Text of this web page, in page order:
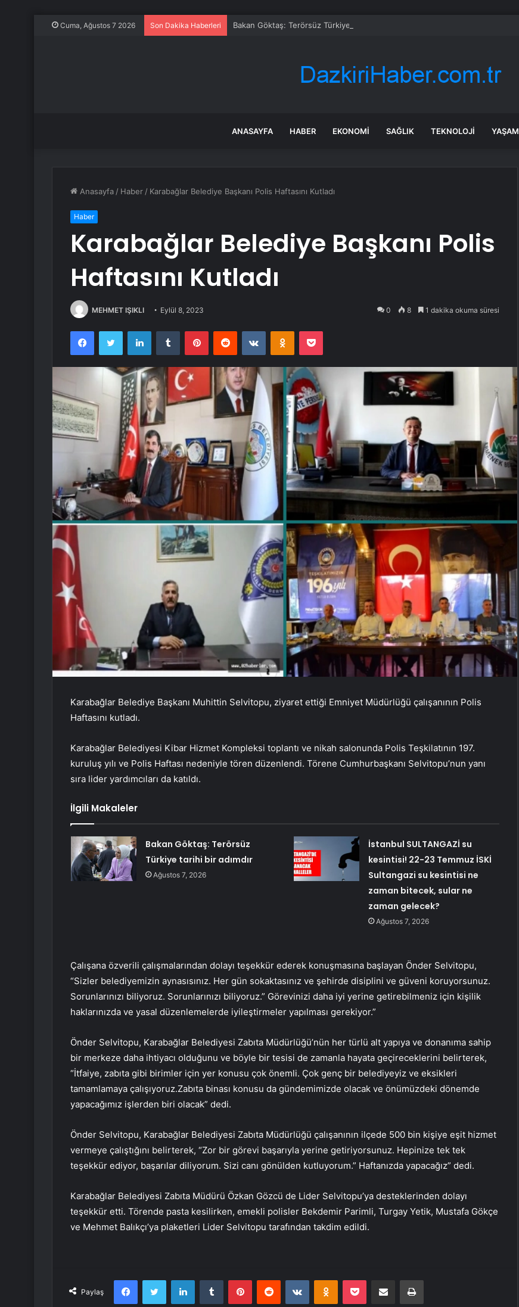
Cuma, Ağustos 7 2026 Son Dakika Haberleri Bakan Göktaş: Terörsüz Türkiye tarihi bir adımdır
ANASAYFA HABER EKONOMI SAĞLIK TEKNOLOJI YAŞAM
Anasayfa / Haber / Karabağlar Belediye Başkanı Polis Haftasını Kutladı
Haber
Karabağlar Belediye Başkanı Polis
Haftasını Kutladı
MEHMET IŞIKLI Eylül 8, 2023 0 8 1 dakika okuma süresi
FacebookTwitter LinkedInTumblr PinterestReddit VKontakteOdnoklassniki
Pocket
Karabağlar Belediye Başkanı Muhittin Selvitopu, ziyaret ettiği Emniyet Müdürlüğü çalışanının Polis
Haftasını kutladı.
Karabağlar Belediyesi Kibar Hizmet Kompleksi toplantı ve nikah salonunda Polis Teşkilatının 197.
kuruluş yılı ve Polis Haftası nedeniyle tören düzenlendi. Törene Cumhurbaşkanı Selvitopu’nun yanı
sıra lider yardımcıları da katıldı.
İlgili Makaleler
Bakan Göktaş: Terörsüz
Türkiye tarihi bir adımdır
Ağustos 7, 2026
İstanbul SULTANGAZİ su
kesintisi! 22-23 Temmuz İSKİ
Sultangazi su kesintisi ne
zaman bitecek, sular ne
zaman gelecek?
Ağustos 7, 2026
Çalışana özverili çalışmalarından dolayı teşekkür ederek konuşmasına başlayan Önder Selvitopu,
“Sizler belediyemizin aynasısınız. Her gün sokaktasınız ve şehirde disiplini ve güveni koruyorsunuz.
Sorunlarınızı biliyoruz. Sorunlarınızı biliyoruz.” Görevinizi daha iyi yerine getirebilmeniz için kişilik
haklarınızda ve yasal düzenlemelerde iyileştirmeler yapılması gerekiyor.”
Önder Selvitopu, Karabağlar Belediyesi Zabıta Müdürlüğü’nün her türlü alt yapıya ve donanıma sahip
bir merkeze daha ihtiyacı olduğunu ve böyle bir tesisi de zamanla hayata geçireceklerini belirterek,
“İtfaiye, zabıta gibi birimler için yer konusu çok önemli. Çok genç bir belediyeyiz ve eksikleri
tamamlamaya çalışıyoruz.Zabıta binası konusu da gündemimizde olacak ve önümüzdeki dönemde
yapacağımız işlerden biri olacak” dedi.
Önder Selvitopu, Karabağlar Belediyesi Zabıta Müdürlüğü çalışanının ilçede 500 bin kişiye eşit hizmet
vermeye çalıştığını belirterek, “Zor bir görevi başarıyla yerine getiriyorsunuz. Hepinize tek tek
teşekkür ediyor, başarılar diliyorum. Sizi canı gönülden kutluyorum.” Haftanızda yapacağız” dedi.
Karabağlar Belediyesi Zabıta Müdürü Özkan Gözcü de Lider Selvitopu’ya desteklerinden dolayı
teşekkür etti. Törende pasta kesilirken, emekli polisler Bekdemir Parimli, Turgay Yetik, Mustafa Gökçe
ve Mehmet Balıkçı’ya plaketleri Lider Selvitopu tarafından takdim edildi.
Paylaş
FacebookTwitter LinkedInTumblr PinterestReddit VKontakteOdnoklassniki
Pocket E-Posta ile paylaş Yazdır